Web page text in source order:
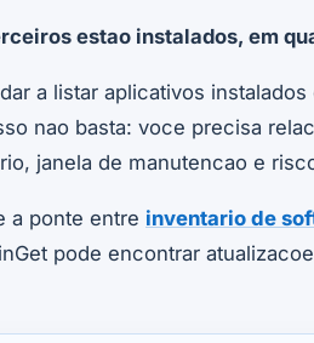
estao instalados, em
a listar aplicativos
nao basta: voce precisa
janela de manutencao e
a ponte entre inventario de
pode encontrar